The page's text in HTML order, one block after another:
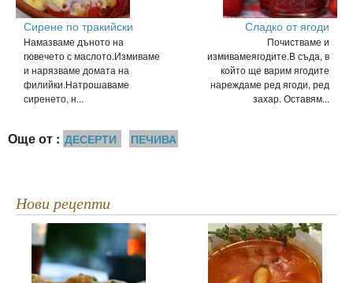
Сирене по тракийски
Намазваме дъното на
гювечето с маслото.Измиваме
и нарязваме домата на
филийки.Натрошаваме
сиренето, н...
Сладко от ягоди
Почистваме и
измивамеягодите.В съда, в
който ще варим ягодите
нареждаме ред ягоди, ред
захар. Оставям...
Още от : ДЕСЕРТИ ПЕЧИВА
Нови рецепти